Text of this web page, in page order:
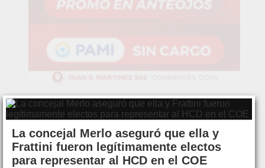
La concejal Merlo aseguró que ella y
Frattini fueron legítimamente electos
para representar al HCD en el COE